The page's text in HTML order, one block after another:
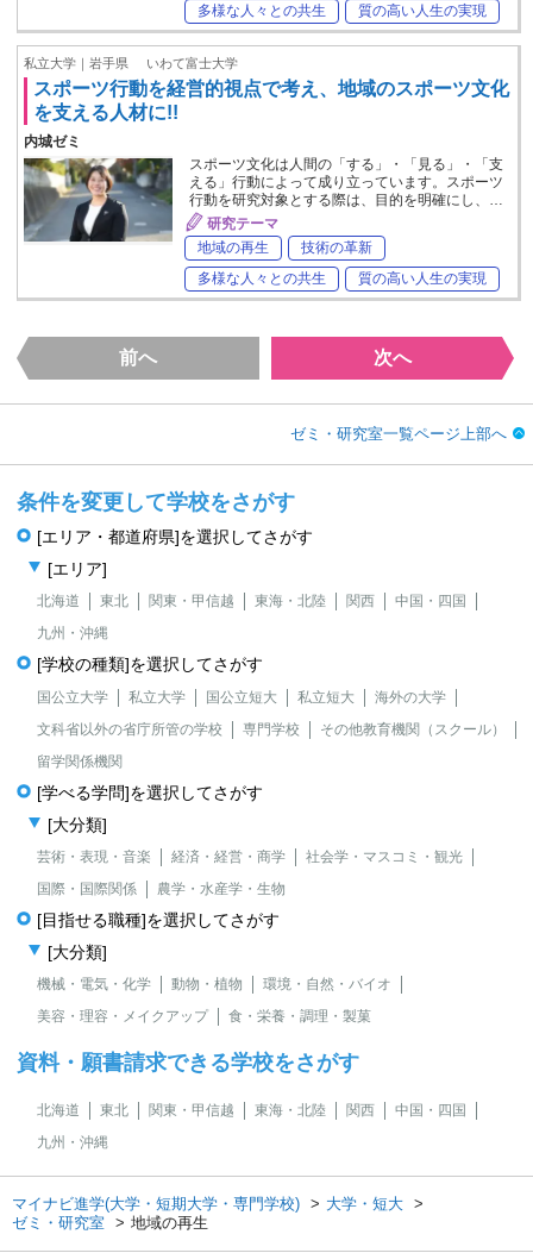
多様な人々との共生
質の高い人生の実現
私立大学｜岩手県 いわて富士大学
スポーツ行動を経営的視点で考え、地域のスポーツ文化
を支える人材に!!
内城ゼミ
スポーツ文化は人間の「する」・「見る」・「支
える」行動によって成り立っています。スポーツ
行動を研究対象とする際は、目的を明確にし、…
研究テーマ
地域の再生
技術の革新
多様な人々との共生
質の高い人生の実現
前へ 次へ
ゼミ・研究室一覧ページ上部へ
条件を変更して学校をさがす
[エリア・都道府県]を選択してさがす
[エリア]
北海道 東北 関東・甲信越 東海・北陸 関西
中国・四国
九州・沖縄
[学校の種類]を選択してさがす
国公立大学 私立大学 国公立短大 私立短大
海外の大学
文科省以外の省庁所管の学校
専門学校
その他教育機関（スクール）
留学関係機関
[学べる学問]を選択してさがす
[大分類]
芸術・表現・音楽 経済・経営・商学
社会学・マスコミ・観光
国際・国際関係
農学・水産学・生物
[目指せる職種]を選択してさがす
[大分類]
機械・電気・化学 動物・植物
環境・自然・バイオ
美容・理容・メイクアップ
食・栄養・調理・製菓
資料・願書請求できる学校をさがす
北海道 東北 関東・甲信越 東海・北陸 関西
中国・四国
九州・沖縄
マイナビ進学(大学・短期大学・専門学校)
大学・短大
ゼミ・研究室
地域の再生